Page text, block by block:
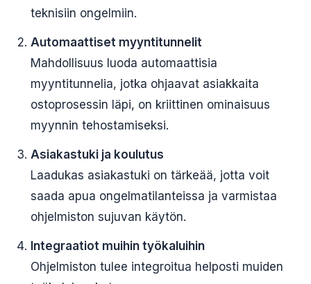
teknisiin ongelmiin.
Automaattiset myyntitunnelit
Mahdollisuus luoda automaattisia
myyntitunnelia, jotka ohjaavat asiakkaita
ostoprosessin läpi, on kriittinen ominaisuus
myynnin tehostamiseksi.
Asiakastuki ja koulutus
Laadukas asiakastuki on tärkeää, jotta voit
saada apua ongelmatilanteissa ja varmistaa
ohjelmiston sujuvan käytön.
Integraatiot muihin työkaluihin
Ohjelmiston tulee integroitua helposti muiden